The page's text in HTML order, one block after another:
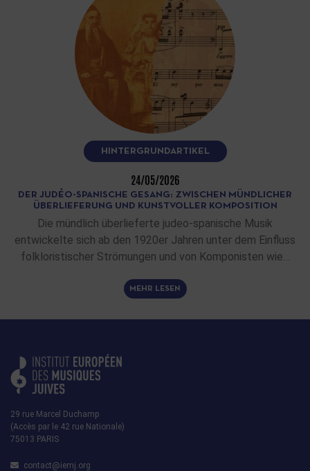
HINTERGRUNDARTIKEL
24/05/2026
DER JUDÉO-SPANISCHE GESANG: ZWISCHEN MÜNDLICHER
ÜBERLIEFERUNG UND KUNSTVOLLER KOMPOSITION
Die mündlich überlieferte judeo-spanische Musik
entwickelte sich ab den 1920er Jahren unter dem Einfluss
folkloristischer Strömungen und von Komponisten wie…
MEHR LESEN
29 rue Marcel Duchamp
(Accès par le 42 rue Nationale)
75013 PARIS
contact@iemj.org